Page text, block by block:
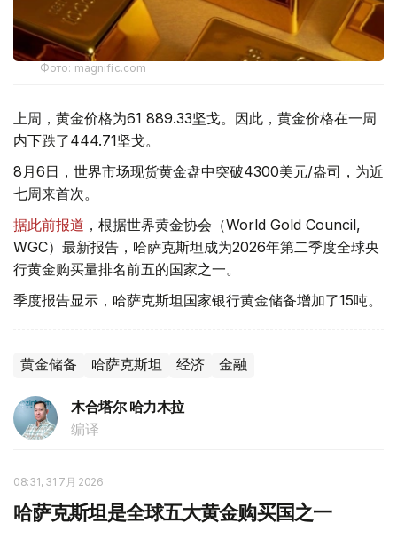
Фото: magnific.com
上周，黄金价格为61 889.33坚戈。因此，黄金价格在一周
内下跌了444.71坚戈。
8月6日，世界市场现货黄金盘中突破4300美元/盎司，为近
七周来首次。
据此前报道 ，根据世界黄金协会（World Gold Council,
WGC）最新报告，哈萨克斯坦成为2026年第二季度全球央
行黄金购买量排名前五的国家之一。
季度报告显示，哈萨克斯坦国家银行黄金储备增加了15吨。
黄金储备 哈萨克斯坦 经济 金融
木合塔尔 哈力木拉
编译
08:31, 31 7月 2026
哈萨克斯坦是全球五大黄金购买国之一